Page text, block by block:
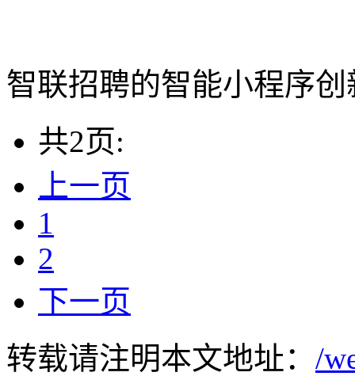
智联招聘的智能小程序
共2页:
上一页
1
2
下一页
转载请注明本文地址： /